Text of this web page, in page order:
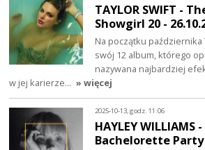
TAYLOR SWIFT -
Showgirl 20 -
Na początku października
swój 12 album, którego
nazywana najbardziej
w jej karierze… » więcej
2025-10-13, godz. 11:06
HAYLEY WILLIAMS
Bachelorette Party